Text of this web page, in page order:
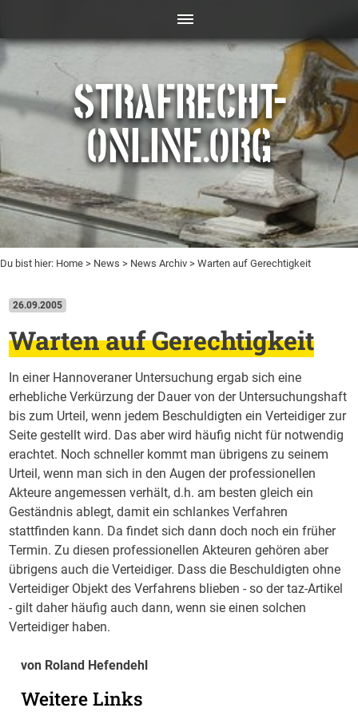
STRAFRECHT-
ONLINE.ORG
Du bist hier: Home > News > News Archiv > Warten auf Gerechtigkeit
26.09.2005
Warten auf Gerechtigkeit
In einer Hannoveraner Untersuchung ergab sich eine
erhebliche Verkürzung der Dauer von der Untersuchungshaft
bis zum Urteil, wenn jedem Beschuldigten ein Verteidiger zur
Seite gestellt wird. Das aber wird häufig nicht für notwendig
erachtet. Noch schneller kommt man übrigens zu seinem
Urteil, wenn man sich in den Augen der professionellen
Akteure angemessen verhält, d.h. am besten gleich ein
Geständnis ablegt, damit ein schlankes Verfahren
stattfinden kann. Da findet sich dann doch noch ein früher
Termin. Zu diesen professionellen Akteuren gehören aber
übrigens auch die Verteidiger. Dass die Beschuldigten ohne
Verteidiger Objekt des Verfahrens blieben - so der taz-Artikel
- gilt daher häufig auch dann, wenn sie einen solchen
Verteidiger haben.
von Roland Hefendehl
Weitere Links